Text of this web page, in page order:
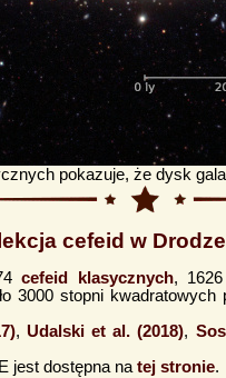
pokazuje, że dysk
cefeid w
cefeid klasycznych,
3000 stopni
, Udalski et al. (2018),
jest dostępna natej stronie.